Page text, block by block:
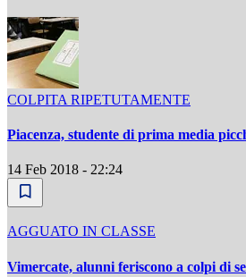
COLPITA RIPETUTAMENTE
Piacenza, studente di prima media
14 Feb 2018 - 22:24
AGGUATO IN CLASSE
Vimercate, alunni feriscono a colpi di